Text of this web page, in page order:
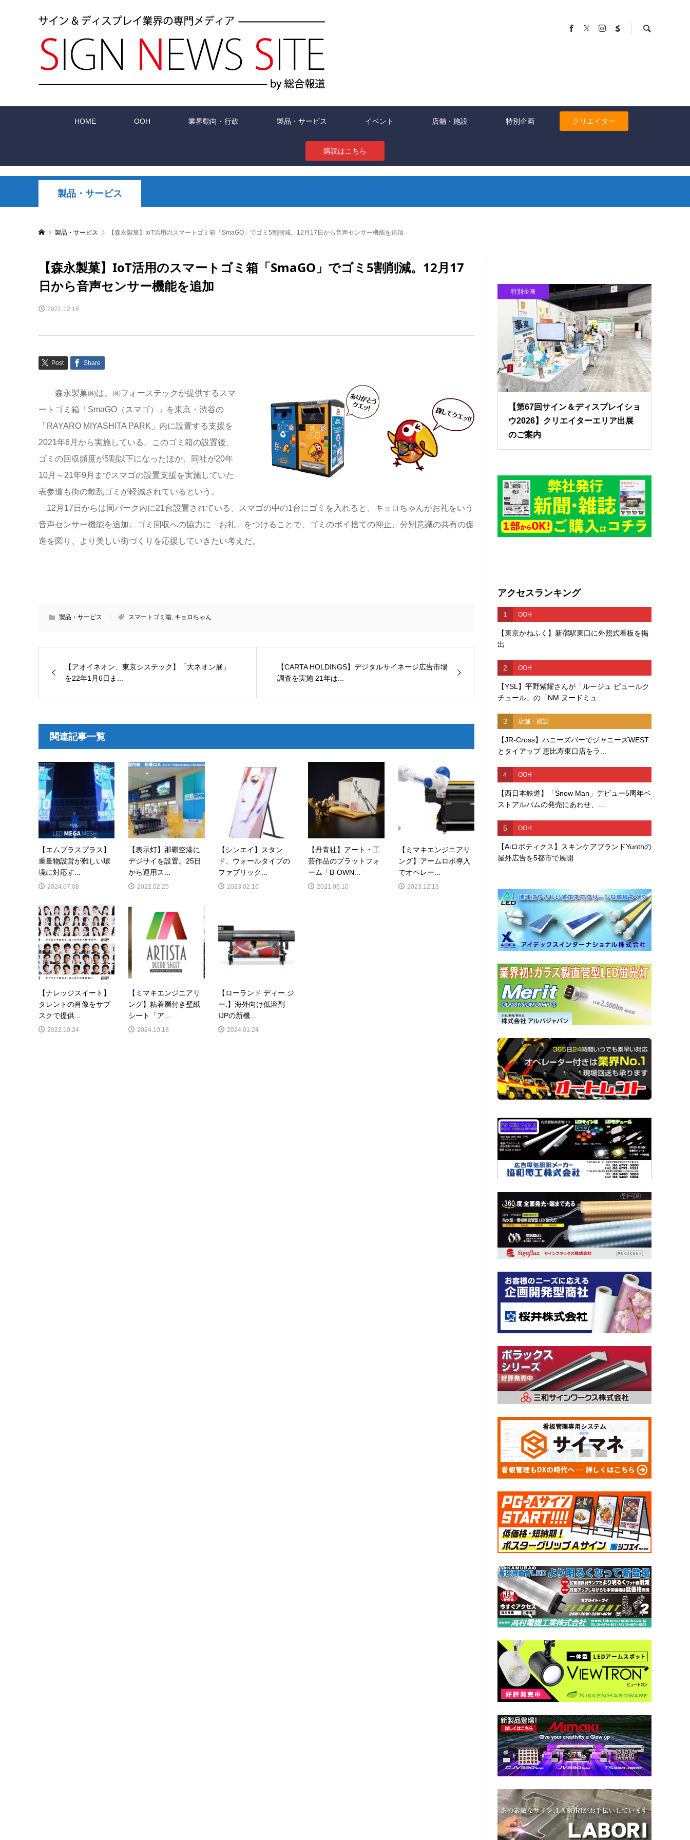
HOME OOH 業界動向・行政 製品・サービス イベント 店舗・施設 特別企画 クリエイター
購読はこちら
製品・サービス
製品・サービス 【森永製菓】IoT活用のスマートゴミ箱「SmaGO」でゴミ5割削減。12月17日から音声センサー機能を追加
【森永製菓】IoT活用のスマートゴミ箱「SmaGO」でゴミ5割削減。12月17
日から音声センサー機能を追加
2021.12.16
Post Share
森永製菓㈱は、㈱フォーステックが提供するスマ
ートゴミ箱「SmaGO（スマゴ）」を東京・渋谷の
「RAYARO MIYASHITA PARK」内に設置する支援を
2021年6月から実施している。このゴミ箱の設置後、
ゴミの回収頻度が5割以下になったほか、同社が20年
10月～21年9月までスマゴの設置支援を実施していた
表参道も街の散乱ゴミが軽減されているという。
12月17日からは同パーク内に21台設置されている、スマゴの中の1台にゴミを入れると、キョロちゃんがお礼をいう
音声センサー機能を追加。ゴミ回収への協力に「お礼」をつけることで、ゴミのポイ捨ての抑止、分別意識の共有の促
進を図り、より美しい街づくりを応援していきたい考えだ。
製品・サービス スマートゴミ箱, キョロちゃん
【アオイネオン、東京システック】「大ネオン展」
を22年1月6日ま...
【CARTA HOLDINGS】デジタルサイネージ広告市場
調査を実施 21年は...
関連記事一覧
【エムプラスプラス】
重量物設営が難しい環
境に対応す...
2024.07.08
【表示灯】那覇空港に
デジサイを設置。25日
から運用ス...
2022.02.25
【シンエイ】スタン
ド、ウォールタイプの
ファブリック...
2023.02.16
【丹青社】アート・工
芸作品のプラットフォ
ーム「B-OWN...
2021.06.10
【ミマキエンジニアリ
ング】アームロボ導入
でオペレー...
2023.12.13
【ナレッジスイート】
タレントの肖像をサブ
スクで提供...
2022.10.24
【ミマキエンジニアリ
ング】粘着層付き壁紙
シート「ア...
2024.10.18
【ローランド ディー.ジ
ー.】海外向け低溶剤
IJPの新機...
2024.01.24
特別企画
【第67回サイン＆ディスプレイショ
ウ2026】クリエイターエリア出展
のご案内
アクセスランキング
1 OOH
【東京かねふく】新宿駅東口に外照式看板を掲
出
2 OOH
【YSL】平野紫耀さんが「ルージュ ピュールク
チュール」の「NM ヌードミュ...
3 店舗・施設
【JR-Cross】ハニーズバーでジャニーズWEST
とタイアップ 恵比寿東口店をラ...
4 OOH
【西日本鉄道】「Snow Man」デビュー5周年ベ
ストアルバムの発売にあわせ、...
5 OOH
【Aiロボティクス】スキンケアブランドYunthの
屋外広告を5都市で展開